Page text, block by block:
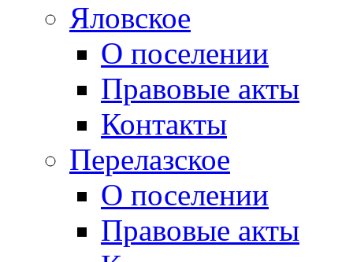
Яловское
О поселении
Правовые акты
Контакты
Перелазское
О поселении
Правовые акты